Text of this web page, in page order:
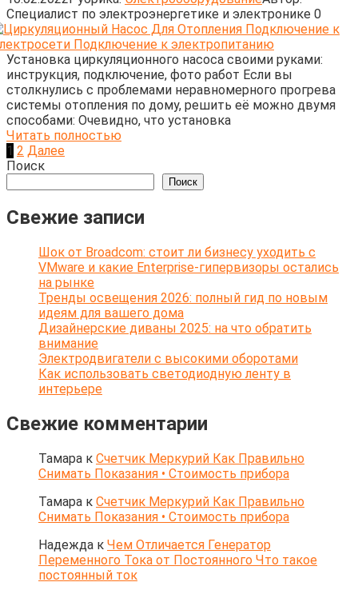
Cпециалист по электроэнергетике и электронике 0
Установка циркуляционного насоса своими руками:
инструкция, подключение, фото работ Если вы
столкнулись с проблемами неравномерного прогрева
системы отопления по дому, решить её можно двумя
способами: Очевидно, что установка
Читать полностью
Пагинация
записей
1 2 Далее
Поиск
Поиск
Свежие записи
Шок от Broadcom: стоит ли бизнесу уходить с
VMware и какие Enterprise-гипервизоры остались
на рынке
Тренды освещения 2026: полный гид по новым
идеям для вашего дома
Дизайнерские диваны 2025: на что обратить
внимание
Электродвигатели с высокими оборотами
Как использовать светодиодную ленту в
интерьере
Свежие комментарии
Тамара к Счетчик Меркурий Как Правильно
Снимать Показания • Стоимость прибора
Тамара к Счетчик Меркурий Как Правильно
Снимать Показания • Стоимость прибора
Надежда к Чем Отличается Генератор
Переменного Тока от Постоянного Что такое
постоянный ток